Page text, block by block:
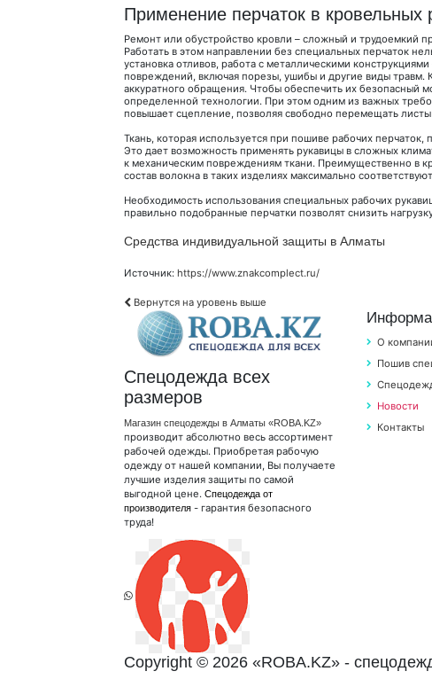
Применение перчаток в кровельных
Ремонт или обустройство кровли – сложный и трудоемкий
Работать в этом направлении без специальных перчаток
установка отливов, работа с металлическими
повреждений, включая порезы, ушибы и другие виды травм.
аккуратного обращения. Чтобы обеспечить их безопасный
определенной технологии. При этом одним из важных
повышает сцепление, позволяя свободно перемещать
Ткань, которая используется при пошиве рабочих
Это дает возможность применять рукавицы в сложных
к механическим повреждениям ткани. Преимущественно в
состав волокна в таких изделиях максимально
Необходимость использования специальных рабочих
правильно подобранные перчатки позволят снизить
Средства индивидуальной защиты в Алматы
Источник: https://www.znakcomplect.ru/
Вернутся на уровень выше
Спецодежда всех
размеров
Магазин спецодежды в Алматы «ROBA.KZ»
производит абсолютно весь ассортимент
рабочей одежды. Приобретая рабочую
одежду от нашей компании, Вы получаете
лучшие изделия защиты по самой
выгодной цене. Спецодежда от
производителя - гарантия безопасного
труда!
О
Пошив
Новости
Контакты
Copyright © 2026 «ROBA.KZ» -